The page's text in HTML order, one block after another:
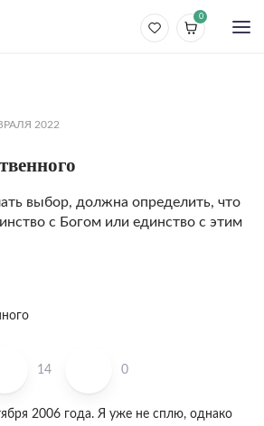
0
2022
выбор, должна определить, что
с Богом или единство с этим
14 0
2006 года. Я уже не сплю, однако